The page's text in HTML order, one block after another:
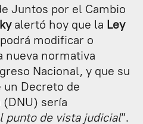
Juntos por el Cambio
alertó hoy que la Ley
modificar o
nueva normativa
Nacional, y que su
Decreto de
(DNU) sería
punto de vista judicial”.